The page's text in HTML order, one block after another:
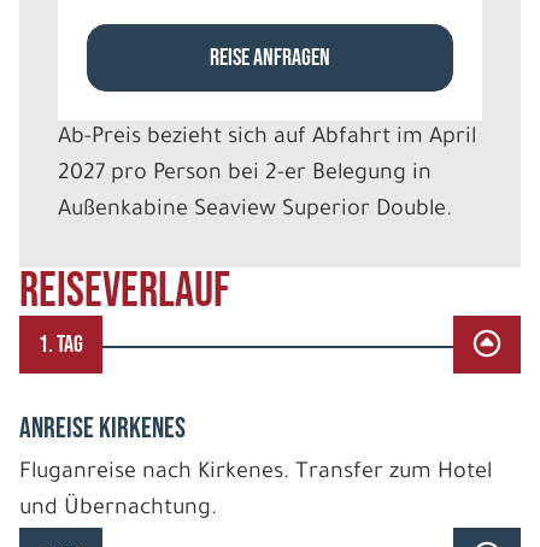
REISEVERLAUF
1. TAG
Anreise Kirkenes
Fluganreise nach Kirkenes. Transfer zum Hotel
und Übernachtung.
REISE ANFRAGEN
Ab-Preis bezieht sich auf Abfahrt im April
2027 pro Person bei 2-er Belegung in
Außenkabine Seaview Superior Double.